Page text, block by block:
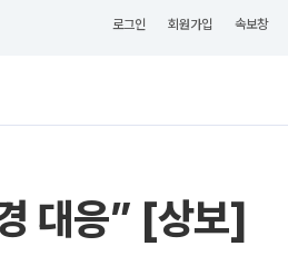
로그인 회원가입 속보창
대응” [상보]